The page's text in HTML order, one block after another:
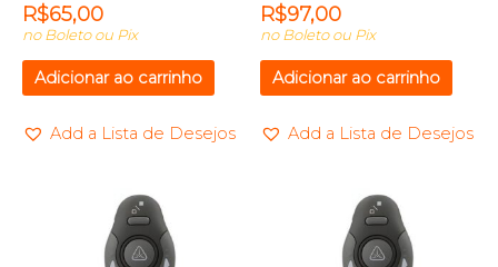
R$65,00
no Boleto ou Pix
Adicionar ao carrinho
Add a Lista de Desejos
R$97,00
no Boleto ou Pix
Adicionar ao carrinho
Add a Lista de Desejos